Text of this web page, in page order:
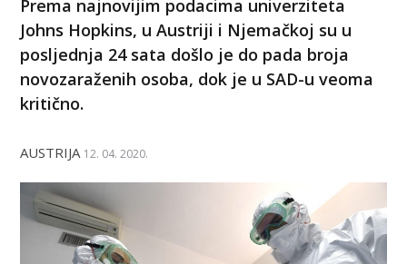
Prema najnovijim podacima univerziteta
Johns Hopkins, u Austriji i Njemačkoj su u
posljednja 24 sata došlo je do pada broja
novozaraženih osoba, dok je u SAD-u veoma
kritično.
AUSTRIJA 12. 04. 2020.